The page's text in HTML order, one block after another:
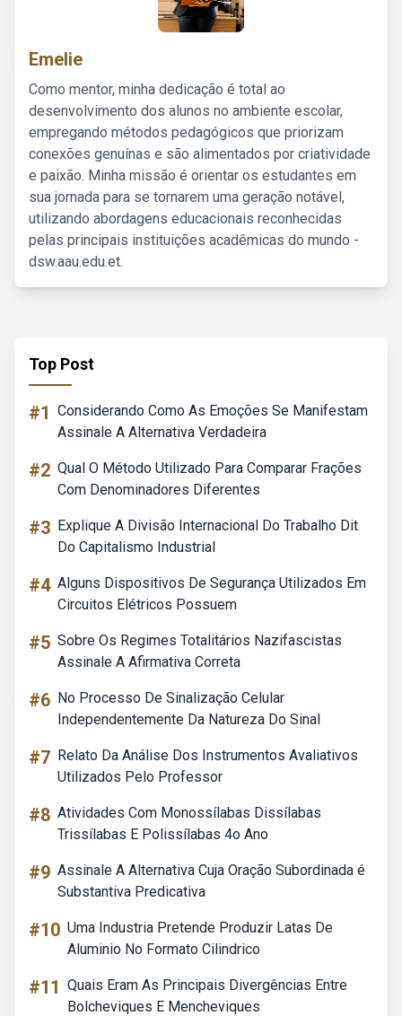
Emelie
Como mentor, minha dedicação é total ao
desenvolvimento dos alunos no ambiente escolar,
empregando métodos pedagógicos que priorizam
conexões genuínas e são alimentados por criatividade
e paixão. Minha missão é orientar os estudantes em
sua jornada para se tornarem uma geração notável,
utilizando abordagens educacionais reconhecidas
pelas principais instituições acadêmicas do mundo -
dsw.aau.edu.et.
Top Post
#1 Considerando Como As Emoções Se Manifestam
Assinale A Alternativa Verdadeira
#2 Qual O Método Utilizado Para Comparar Frações
Com Denominadores Diferentes
#3 Explique A Divisão Internacional Do Trabalho Dit
Do Capitalismo Industrial
#4 Alguns Dispositivos De Segurança Utilizados Em
Circuitos Elétricos Possuem
#5 Sobre Os Regimes Totalitários Nazifascistas
Assinale A Afirmativa Correta
#6 No Processo De Sinalização Celular
Independentemente Da Natureza Do Sinal
#7 Relato Da Análise Dos Instrumentos Avaliativos
Utilizados Pelo Professor
#8 Atividades Com Monossílabas Dissílabas
Trissílabas E Polissílabas 4o Ano
#9 Assinale A Alternativa Cuja Oração Subordinada é
Substantiva Predicativa
#10 Uma Industria Pretende Produzir Latas De
Aluminio No Formato Cilindrico
#11 Quais Eram As Principais Divergências Entre
Bolcheviques E Mencheviques